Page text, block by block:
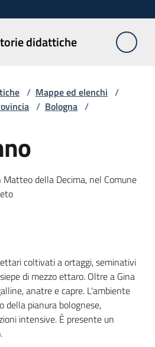
didattiche
/ Mappe ed elenchi /
/ Bologna /
della Decima, nel Comune
coltivati a ortaggi, seminativi
di mezzo ettaro. Oltre a Gina
anatre e capre. L'ambiente
della pianura bolognese,
intensive. È presente un